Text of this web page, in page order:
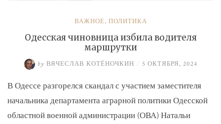
ВАЖНОЕ, ПОЛИТИКА
Одесская чиновница избила водителя
маршрутки
by ВЯЧЕСЛАВ КОТЁНОЧКИН / 5 ОКТЯБРЯ, 2024
В Одессе разгорелся скандал с участием заместителя
начальника департамента аграрной политики Одесской
областной военной администрации (ОВА) Натальи